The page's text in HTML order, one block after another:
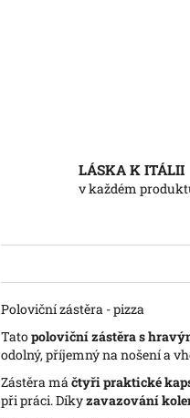
LÁSKA K ITÁLII
v každém
Poloviční zástěra - pizza
Tatopoloviční zástěra s
odolný, příjemný na nošení a
Zástěra máčtyři praktické
při práci. Díkyzavazování